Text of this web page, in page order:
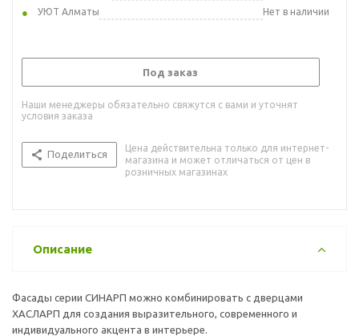
УЮТ Алматы
Нет в наличии
Под заказ
Наши менеджеры обязательно свяжутся с вами и уточнят
условия заказа
Поделиться
Цена действительна только для интернет-
магазина и может отличаться от цен в
розничных магазинах
Описание
Фасады серии СИНАРП можно комбинировать с дверцами
ХАСЛАРП для создания выразительного, современного и
индивидуального акцента в интерьере.